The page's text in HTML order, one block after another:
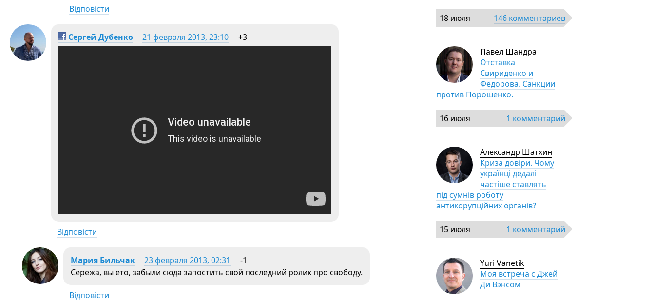
Відповісти
Сергей Дубенко 21 февраля 2013, 23:10 +3
Відповісти
Мария Бильчак 23 февраля 2013, 02:31
-1
Сережа, вы ето, забыли сюда запостить свой последний ролик про свободу.
Відповісти
18 июля 146 комментариев
Павел Шандра
Отставка
Свириденко и
Фёдорова. Санкции
против Порошенко.
16 июля 1 комментарий
Александр Шатхин
Криза довіри. Чому
українці дедалі
частіше ставлять
під сумнів роботу
антикорупційних органів?
15 июля 1 комментарий
Yuri Vanetik
Моя встреча с Джей
Ди Вэнсом